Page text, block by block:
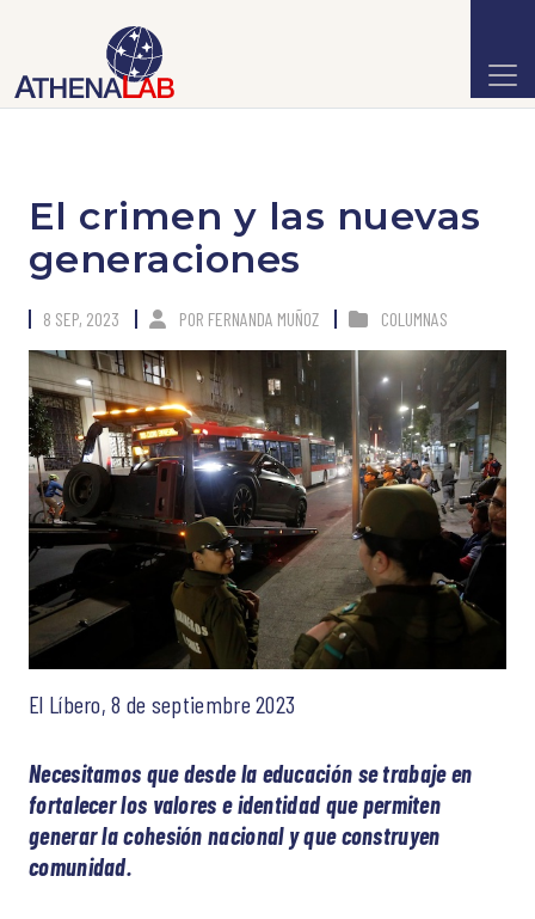
El crimen y las nuevas
generaciones
8 SEP, 2023 POR FERNANDA MUÑOZ COLUMNAS
El Líbero, 8 de septiembre 2023
Necesitamos que desde la educación se trabaje en
fortalecer los valores e identidad que permiten
generar la cohesión nacional y que construyen
comunidad.